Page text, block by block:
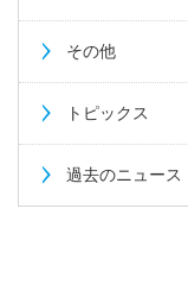
その他
トピックス
過去のニュース